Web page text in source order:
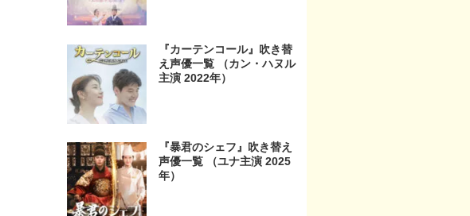
『カーテンコール』吹き替
え声優一覧 （カン・ハヌル
主演 2022年）
『暴君のシェフ』吹き替え
声優一覧 （ユナ主演 2025
年）